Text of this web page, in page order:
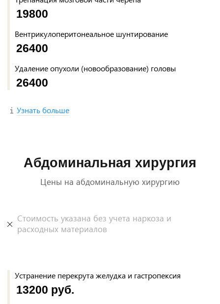
19800
Вентрикулоперитонеальное шунтирование
26400
Удаление опухоли (новообразование) головы
26400
Узнать больше
Абдоминальная хирургия
Цены на абдоминальную хирургию
Стоимость указана без учета наркоза и
расходных материалов
Устранение перекрута желудка и гастропексия
13200 руб.